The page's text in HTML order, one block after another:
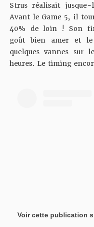
Strus réalisait
Avant le Game 5, il
40% de loin ! Son
goût bien amer et
quelques vannes sur
heures. Le timing
Voir cette publication